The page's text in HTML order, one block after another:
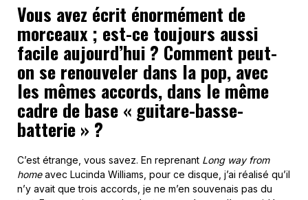
Vous avez écrit énormément de
morceaux ; est-ce toujours aussi
facile aujourd’hui ? Comment peut-
on se renouveler dans la pop, avec
les mêmes accords, dans le même
cadre de base « guitare-basse-
batterie » ?
C’est étrange, vous savez. En reprenant Long way from
homeavec Lucinda Williams, pour ce disque, j’ai réalisé qu’il
n’y avait que trois accords, je ne m’en souvenais pas du